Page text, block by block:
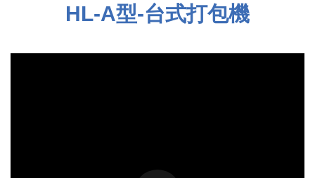
HL-A型-台式打包機